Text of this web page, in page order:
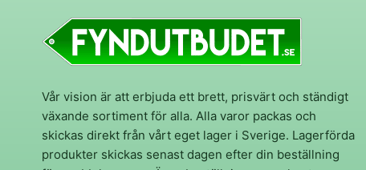
Vår vision är att erbjuda ett brett, prisvärt och ständigt
växande sortiment för alla. Alla varor packas och
skickas direkt från vårt eget lager i Sverige. Lagerförda
produkter skickas senast dagen efter din beställning